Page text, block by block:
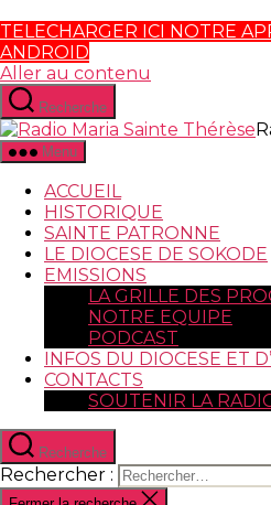
TELECHARGER ICI NOTRE
ANDROID
Aller au contenu
Recherche
Menu
ACCUEIL
HISTORIQUE
SAINTE PATRONNE
LE DIOCESE DE SOKODE
EMISSIONS
LA GRILLE DES
NOTRE EQUIPE
PODCAST
INFOS DU DIOCESE ET
CONTACTS
SOUTENIR LA
Recherche
Rechercher :